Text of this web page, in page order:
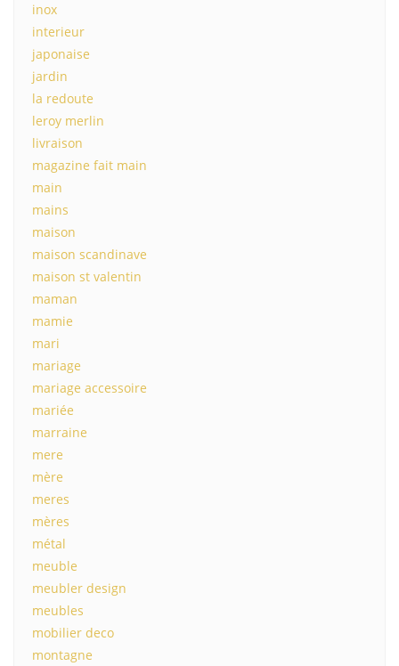
inox
interieur
japonaise
jardin
la redoute
leroy merlin
livraison
magazine fait main
main
mains
maison
maison scandinave
maison st valentin
maman
mamie
mari
mariage
mariage accessoire
mariée
marraine
mere
mère
meres
mères
métal
meuble
meubler design
meubles
mobilier deco
montagne